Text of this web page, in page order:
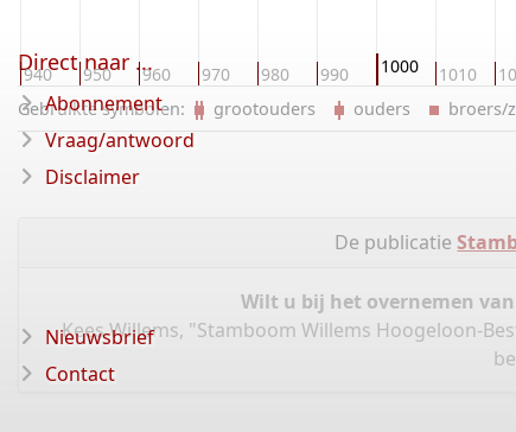
940 950 960 970 980 990 1000 1010
Gebruikte symbolen: grootouders ouders broers/
De publicatie
Wilt u bij het overnemen
Kees Willems, "Stamboom Willems Hoogeloon-
Direct naar ...
Abonnement
Vraag/antwoord
Disclaimer
Nieuwsbrief
Contact